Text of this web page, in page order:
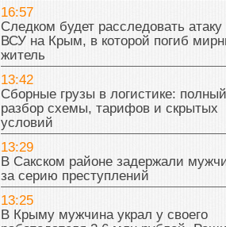
16:57
Следком будет расследовать атаку
ВСУ на Крым, в которой погиб
житель
13:42
Сборные грузы в логистике: полный
разбор схемы, тарифов и скрытых
условий
13:29
В Сакском районе задержали
за серию преступлений
13:25
В Крыму мужчина украл у своего